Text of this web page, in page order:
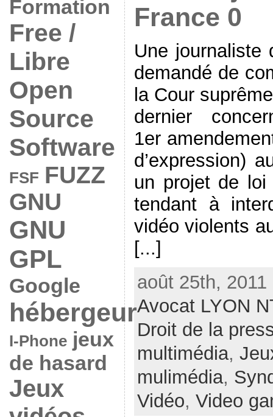
Formation
Free /
Libre
Open
Source
Software
FSF FUZZ
GNU
GNU
GPL
Google
hébergeur
I-Phone jeux
de hasard
Jeux
France 0
Une journaliste
demandé de
la Cour
dernier
1er
d’expression)
un projet de loi
tendant à
vidéo violents
[...]
août 25th,
Avocat LYON
Droit de la
multimédia,
mulimédia,
Vidéo, Video